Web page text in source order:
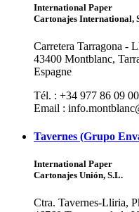
International Paper
Cartonajes International,
Carretera Tarragona -
43400 Montblanc,
Espagne
Tél. : +34 977 86 09 00
Email :
Tavernes (Grupo
International Paper
Cartonajes Unión, S.L.
Ctra. Tavernes-Lliria,